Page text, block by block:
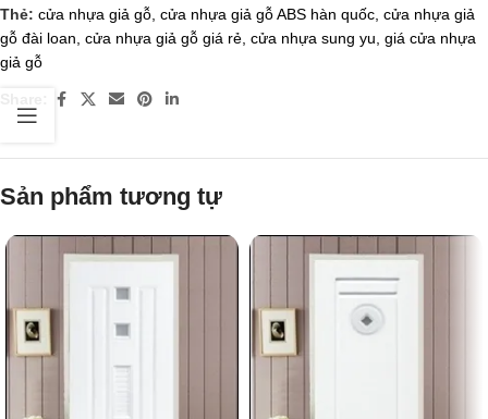
Thẻ: cửa nhựa giả gỗ cửa nhựa giả gỗ ABS hàn quốc cửa nhựa giả
gỗ đài loan cửa nhựa giả gỗ giá rẻ cửa nhựa sung yu giá cửa nhựa
giả gỗ
Sản phẩm tương tự